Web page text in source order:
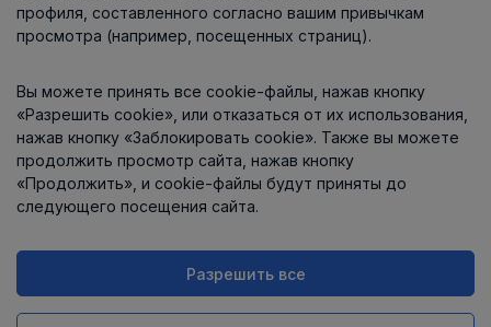
Информация
Контакты
Интернет-магазин работает
профиля, составленного согласно вашим привычкам
просмотра (например, посещенных страниц).
Вы можете принять все cookie-файлы, нажав кнопку
«Разрешить cookie», или отказаться от их использования,
нажав кнопку «Заблокировать cookie». Также вы можете
продолжить просмотр сайта, нажав кнопку
«Продолжить», и cookie-файлы будут приняты до
следующего посещения сайта.
Разрешить все